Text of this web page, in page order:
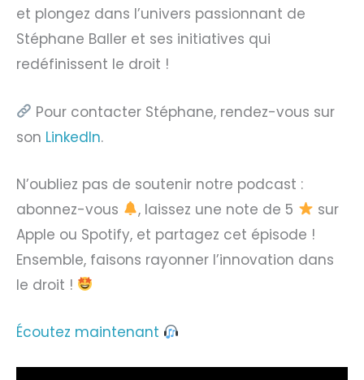
et plongez dans l’univers passionnant de
Stéphane Baller et ses initiatives qui
redéfinissent le droit !
Pour contacter Stéphane, rendez-vous sur
son LinkedIn.
N’oubliez pas de soutenir notre podcast :
abonnez-vous
, laissez une note de 5
sur
Apple ou Spotify, et partagez cet épisode !
Ensemble, faisons rayonner l’innovation dans
le droit !
Écoutez maintenant